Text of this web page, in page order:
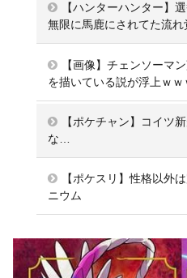
【ハンターハンター】
無限に馬鹿にされてた流れ
【画像】チェンソーマ
を描いている説が浮上ｗｗ
【ポケチャン】コイツ
な…
【ポケスリ】性格以外
ニウム